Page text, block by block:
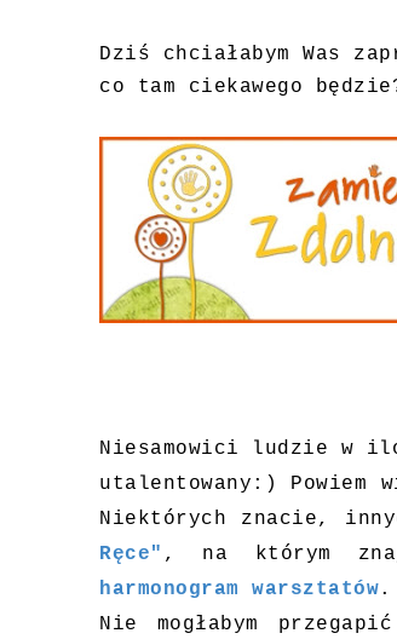
Dziś chciałabym Was
co tam ciekawego
Niesamowici ludzie w
utalentowany:)
Niektórych znacie,
Ręce" , na którym
harmonogram warsztatów.
Nie mogłabym